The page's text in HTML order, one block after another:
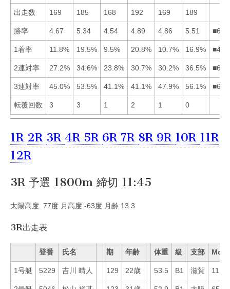
出走数 169 185 168 192 169 189
勝率 4.67 5.34 4.54 4.89 4.86 5.51
1着率 11.8% 19.5% 9.5% 20.8% 10.7% 16.9%
2連対率 27.2% 34.6% 23.8% 30.7% 30.2% 36.5%
3連対率 45.0% 53.5% 41.1% 41.1% 47.9% 56.1%
転覆回数 3 3 1 2 1 0
1R 2R 3R 4R 5R 6R 7R 8R 9R 10R 11R
12R
3R 予選 1800m 締切 11:45
太陽高度: 77度 月高度:-63度 月齢:13.3
3R出走表
登番 氏名 期 年齢 体重 級 支部 Mo
1号艇 5229 吉川 晴人 129 22歳 53.5 B1 滋賀 11